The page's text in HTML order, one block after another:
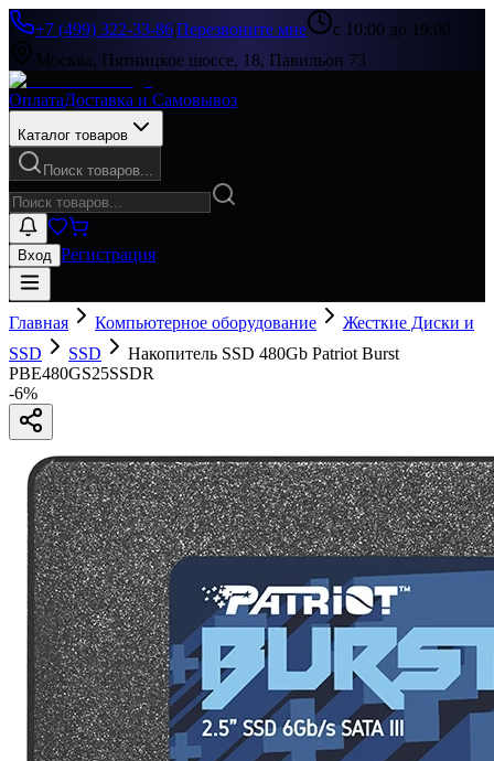
+7 (499) 322-33-86|Перезвоните мне
с 10:00 до 19:00
Москва, Пятницкое шоссе, 18, Павильон 73
ОплатаДоставка и Самовывоз
Каталог товаров
Поиск товаров...
Вход Регистрация
Главная Компьютерное оборудование
Жесткие Диски и
SSD
SSD
Накопитель SSD 480Gb Patriot Burst
PBE480GS25SSDR
-6%